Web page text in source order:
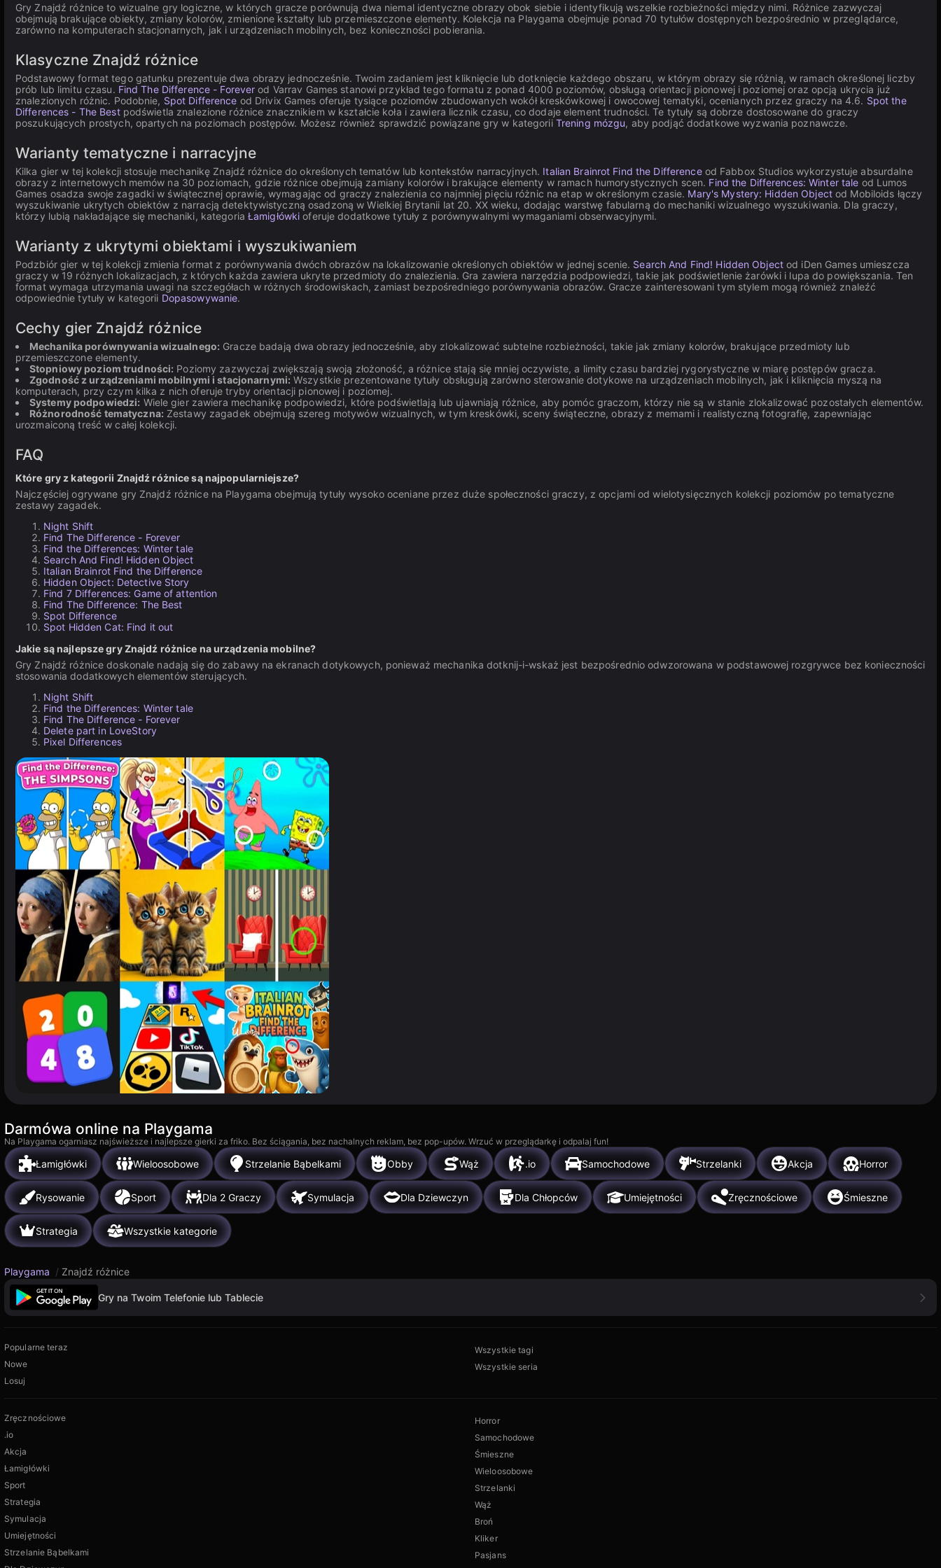
Gry Znajdź różnice to wizualne gry logiczne, w których gracze porównują dwa niemal identyczne obrazy obok siebie i identyfikują wszelkie rozbieżności między nimi. Różnice zazwyczaj
obejmują brakujące obiekty, zmiany kolorów, zmienione kształty lub przemieszczone elementy. Kolekcja na Playgama obejmuje ponad 70 tytułów dostępnych bezpośrednio w przeglądarce,
zarówno na komputerach stacjonarnych, jak i urządzeniach mobilnych, bez konieczności pobierania.
Klasyczne Znajdź różnice
Podstawowy format tego gatunku prezentuje dwa obrazy jednocześnie. Twoim zadaniem jest kliknięcie lub dotknięcie każdego obszaru, w którym obrazy się różnią, w ramach określonej liczby
prób lub limitu czasu. Find The Difference - Forever od Varrav Games stanowi przykład tego formatu z ponad 4000 poziomów, obsługą orientacji pionowej i poziomej oraz opcją ukrycia już
znalezionych różnic. Podobnie, Spot Difference od Drivix Games oferuje tysiące poziomów zbudowanych wokół kreskówkowej i owocowej tematyki, ocenianych przez graczy na 4.6. Spot the
Differences - The Bestpodświetla znalezione różnice znacznikiem w kształcie koła i zawiera licznik czasu, co dodaje element trudności. Te tytuły są dobrze dostosowane do graczy
poszukujących prostych, opartych na poziomach postępów. Możesz również sprawdzić powiązane gry w kategorii Trening mózgu, aby podjąć dodatkowe wyzwania poznawcze.
Warianty tematyczne i narracyjne
Kilka gier w tej kolekcji stosuje mechanikę Znajdź różnice do określonych tematów lub kontekstów narracyjnych. Italian Brainrot Find the Differenceod Fabbox Studios wykorzystuje absurdalne
obrazy z internetowych memów na 30 poziomach, gdzie różnice obejmują zamiany kolorów i brakujące elementy w ramach humorystycznych scen. Find the Differences: Winter tale od Lumos
Games osadza swoje zagadki w świątecznej oprawie, wymagając od graczy znalezienia co najmniej pięciu różnic na etap w określonym czasie. Mary's Mystery: Hidden Objectod Mobiloids łączy
wyszukiwanie ukrytych obiektów z narracją detektywistyczną osadzoną w Wielkiej Brytanii lat 20. XX wieku, dodając warstwę fabularną do mechaniki wizualnego wyszukiwania. Dla graczy,
którzy lubią nakładające się mechaniki, kategoria Łamigłówki oferuje dodatkowe tytuły z porównywalnymi wymaganiami obserwacyjnymi.
Warianty z ukrytymi obiektami i wyszukiwaniem
Podzbiór gier w tej kolekcji zmienia format z porównywania dwóch obrazów na lokalizowanie określonych obiektów w jednej scenie. Search And Find! Hidden Objectod iDen Games umieszcza
graczy w 19 różnych lokalizacjach, z których każda zawiera ukryte przedmioty do znalezienia. Gra zawiera narzędzia podpowiedzi, takie jak podświetlenie żarówki i lupa do powiększania. Ten
format wymaga utrzymania uwagi na szczegółach w różnych środowiskach, zamiast bezpośredniego porównywania obrazów. Gracze zainteresowani tym stylem mogą również znaleźć
odpowiednie tytuły w kategorii Dopasowywanie.
Cechy gier Znajdź różnice
Mechanika porównywania wizualnego: Gracze badają dwa obrazy jednocześnie, aby zlokalizować subtelne rozbieżności, takie jak zmiany kolorów, brakujące przedmioty lub
przemieszczone elementy.
Stopniowy poziom trudności: Poziomy zazwyczaj zwiększają swoją złożoność, a różnice stają się mniej oczywiste, a limity czasu bardziej rygorystyczne w miarę postępów gracza.
Zgodność z urządzeniami mobilnymi i stacjonarnymi: Wszystkie prezentowane tytuły obsługują zarówno sterowanie dotykowe na urządzeniach mobilnych, jak i kliknięcia myszą na
komputerach, przy czym kilka z nich oferuje tryby orientacji pionowej i poziomej.
Systemy podpowiedzi: Wiele gier zawiera mechanikę podpowiedzi, które podświetlają lub ujawniają różnice, aby pomóc graczom, którzy nie są w stanie zlokalizować pozostałych elementów.
Różnorodność tematyczna: Zestawy zagadek obejmują szereg motywów wizualnych, w tym kreskówki, sceny świąteczne, obrazy z memami i realistyczną fotografię, zapewniając
urozmaiconą treść w całej kolekcji.
FAQ
Które gry z kategorii Znajdź różnice są najpopularniejsze?
Najczęściej ogrywane gry Znajdź różnice na Playgama obejmują tytuły wysoko oceniane przez duże społeczności graczy, z opcjami od wielotysięcznych kolekcji poziomów po tematyczne
zestawy zagadek.
Night Shift
Find The Difference - Forever
Find the Differences: Winter tale
Search And Find! Hidden Object
Italian Brainrot Find the Difference
Hidden Object: Detective Story
Find 7 Differences: Game of attention
Find The Difference: The Best
Spot Difference
Spot Hidden Cat: Find it out
Jakie są najlepsze gry Znajdź różnice na urządzenia mobilne?
Gry Znajdź różnice doskonale nadają się do zabawy na ekranach dotykowych, ponieważ mechanika dotknij-i-wskaż jest bezpośrednio odwzorowana w podstawowej rozgrywce bez konieczności
stosowania dodatkowych elementów sterujących.
Night Shift
Find the Differences: Winter tale
Find The Difference - Forever
Delete part in LoveStory
Pixel Differences
Darmówa online na Playgama
Na Playgama ogarniasz najświeższe i najlepsze gierki za friko. Bez ściągania, bez nachalnych reklam, bez pop-upów. Wrzuć w przeglądarkę i odpalaj fun!
Łamigłówki Wieloosobowe Strzelanie Bąbelkami Obby Wąż .io Samochodowe Strzelanki Akcja Horror
Rysowanie Sport Dla 2 Graczy Symulacja Dla Dziewczyn Dla Chłopców Umiejętności Zręcznościowe Śmieszne
Strategia Wszystkie kategorie
Playgama / Znajdź różnice
Gry na Twoim Telefonie lub Tablecie
Popularne teraz
Nowe
Losuj
Wszystkie tagi
Wszystkie seria
Zręcznościowe
.io
Akcja
Łamigłówki
Sport
Strategia
Symulacja
Umiejętności
Strzelanie Bąbelkami
Horror
Samochodowe
Śmieszne
Wieloosobowe
Strzelanki
Wąż
Broń
Kliker
Pasjans